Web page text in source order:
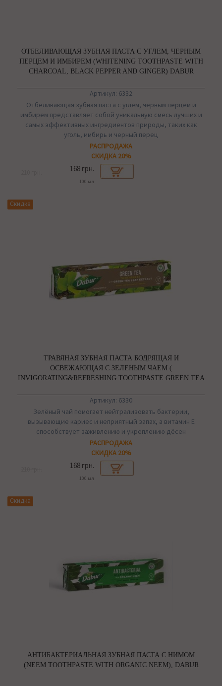
ОТБЕЛИВАЮЩАЯ ЗУБНАЯ ПАСТА С УГЛЕМ, ЧЕРНЫМ
ПЕРЦЕМ И ИМБИРЕМ (WHITENING TOOTHPASTE WITH
CHARCOAL, BLACK PEPPER AND GINGER) DABUR
Артикул: 6332
Отбеливающая зубная паста с углем, черным перцем и
имбирем представляет собой уникальную смесь лучших и
самых эффективных ингредиентов природы, таких как
уголь, имбирь и черный перец
РАСПРОДАЖА
СКИДКА 20%
168 грн.
100 мл
Скидка
ТРАВЯНАЯ ЗУБНАЯ ПАСТА БОДРЯЩАЯ И
ОСВЕЖАЮЩАЯ С ЗЕЛЕНЫМ ЧАЕМ (
INVIGORATING&REFRESHING TOOTHPASTE GREEN TEA
Артикул: 6330
Зелёный чай помогает нейтрализовать бактерии,
вызывающие кариес и неприятный запах, а витамин E
способствует заживлению и укреплению дёсен
РАСПРОДАЖА
СКИДКА 20%
168 грн.
100 мл
Скидка
АНТИБАКТЕРИАЛЬНАЯ ЗУБНАЯ ПАСТА С НИМОМ
(NEEM TOOTHPASTE WITH ORGANIC NEEM), DABUR